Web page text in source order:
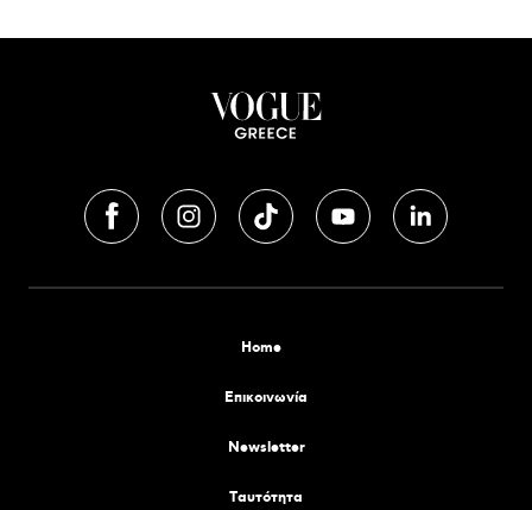
Home
Επικοινωνία
Newsletter
Tαυτότητα